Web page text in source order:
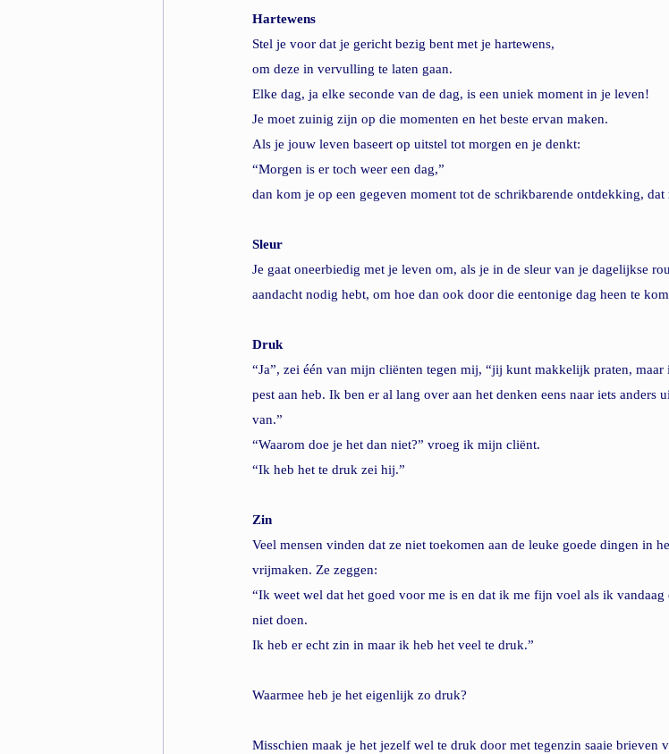
Hartewens
Stel je voor dat je gericht bezig bent met je hartewens,
om deze in vervulling te laten gaan.
Elke dag, ja elke seconde van de dag, is een uniek moment in je leven!
Je moet zuinig zijn op die momenten en het beste ervan maken.
Als je jouw leven baseert op uitstel tot morgen en je denkt:
“Morgen is er toch weer een dag,”
dan kom je op een gegeven moment tot de schrikbarende ontdekking,
Sleur
Je gaat oneerbiedig met je leven om, als je in de sleur van je dagelijkse
aandacht nodig hebt, om hoe dan ook door die eentonige dag heen te
Druk
“Ja”, zei één van mijn cliënten tegen mij, “jij kunt makkelijk praten,
pest aan heb. Ik ben er al lang over aan het denken eens naar iets
van.”
“Waarom doe je het dan niet?” vroeg ik mijn cliënt.
“Ik heb het te druk zei hij.”
Zin
Veel mensen vinden dat ze niet toekomen aan de leuke goede dingen in
vrijmaken. Ze zeggen:
“Ik weet wel dat het goed voor me is en dat ik me fijn voel als ik
niet doen.
Ik heb er echt zin in maar ik heb het veel te druk.”
Waarmee heb je het eigenlijk zo druk?
Misschien maak je het jezelf wel te druk door met tegenzin saaie brieven